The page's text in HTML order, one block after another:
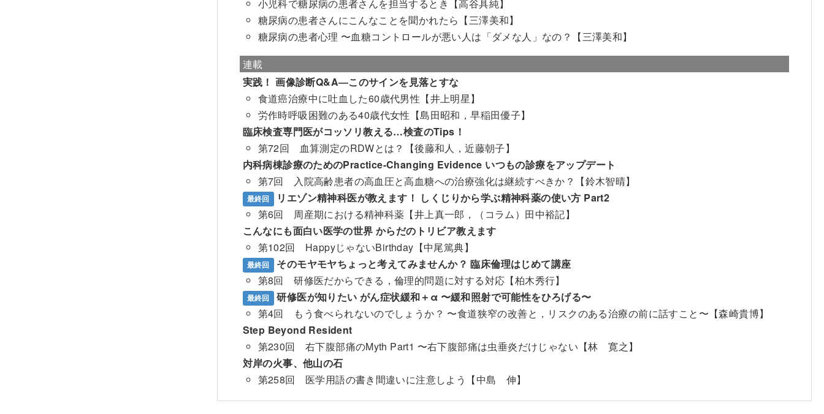
小児科で糖尿病の患者さんを担当するとき【高谷具純】
糖尿病の患者さんにこんなことを聞かれたら【三澤美和】
糖尿病の患者心理 〜血糖コントロールが悪い人は「ダメな人」なの？【三澤美和】
連載
実践！ 画像診断Q&A―このサインを見落とすな
食道癌治療中に吐血した60歳代男性【井上明星】
労作時呼吸困難のある40歳代女性【島田昭和，早稲田優子】
臨床検査専門医がコッソリ教える…検査のTips！
第72回 血算測定のRDWとは？【後藤和人，近藤朝子】
内科病棟診療のためのPractice-Changing Evidence いつもの診療をアップデート
第7回 入院高齢患者の高血圧と高血糖への治療強化は継続すべきか？【鈴木智晴】
最終回
リエゾン精神科医が教えます！ しくじりから学ぶ精神科薬の使い方 Part2
第6回 周産期における精神科薬【井上真一郎，（コラム）田中裕記】
こんなにも面白い医学の世界 からだのトリビア教えます
第102回 HappyじゃないBirthday【中尾篤典】
最終回
そのモヤモヤちょっと考えてみませんか？ 臨床倫理はじめて講座
第8回 研修医だからできる，倫理的問題に対する対応【柏木秀行】
最終回
研修医が知りたい がん症状緩和＋α 〜緩和照射で可能性をひろげる〜
第4回 もう食べられないのでしょうか？ 〜食道狭窄の改善と，リスクのある治療の前に話すこと〜【森崎貴博】
Step Beyond Resident
第230回 右下腹部痛のMyth Part1 〜右下腹部痛は虫垂炎だけじゃない【林 寛之】
対岸の火事、他山の石
第258回 医学用語の書き間違いに注意しよう【中島 伸】